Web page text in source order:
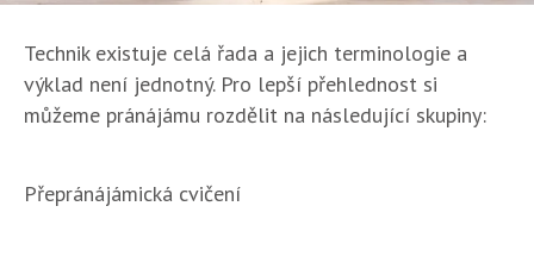
Technik existuje celá řada a jejich terminologie a
výklad není jednotný. Pro lepší přehlednost si
můžeme pránájámu rozdělit na následující skupiny:
Přepránájámická cvičení